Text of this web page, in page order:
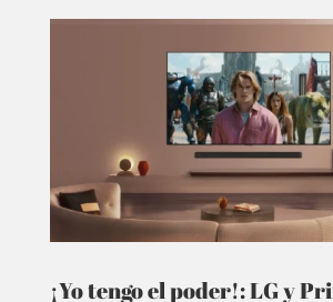
¡Yo tengo el poder!: LG y